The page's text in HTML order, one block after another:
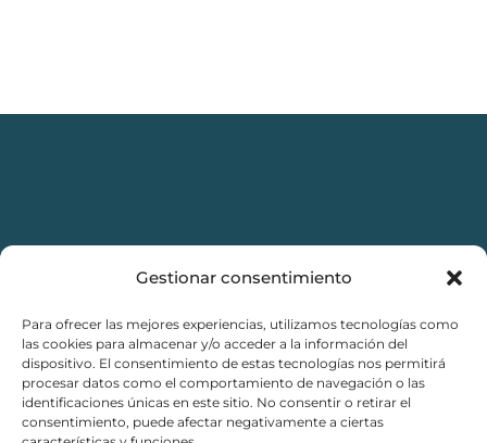
Gestionar consentimiento
Para ofrecer las mejores experiencias, utilizamos tecnologías como
las cookies para almacenar y/o acceder a la información del
dispositivo. El consentimiento de estas tecnologías nos permitirá
procesar datos como el comportamiento de navegación o las
identificaciones únicas en este sitio. No consentir o retirar el
consentimiento, puede afectar negativamente a ciertas
Aviso legal
Política de privacidad
Política de Cookies